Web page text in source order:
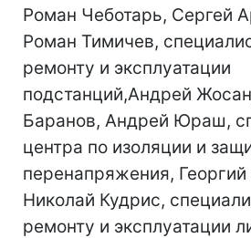
Роман Чеботарь, Сергей
Роман Тимичев,
ремонту и эксплуатации
подстанций,Андрей
Баранов, Андрей Юраш,
центра по изоляции и
перенапряжения,
Николай Кудрис,
ремонту и эксплуатации